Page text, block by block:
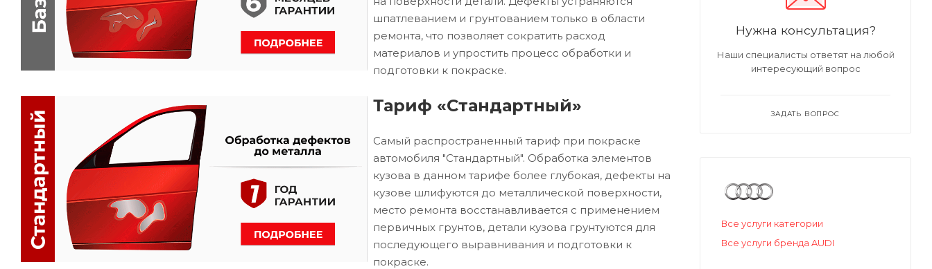
шпатлеванием и грунтованием только в области
ремонта, что позволяет сократить расход
материалов и упростить процесс обработки и
подготовки к покраске.
Тариф «Стандартный»
Самый распространенный тариф при покраске
автомобиля "Стандартный". Обработка элементов
кузова в данном тарифе более глубокая, дефекты на
кузове шлифуются до металлической поверхности,
место ремонта восстанавливается с применением
первичных грунтов, детали кузова грунтуются для
последующего выравнивания и подготовки к
покраске.
Нужна консультация?
Наши специалисты ответят на любой
интересующий вопрос
ЗАДАТЬ ВОПРОС
Все услуги категории
Все услуги бренда AUDI